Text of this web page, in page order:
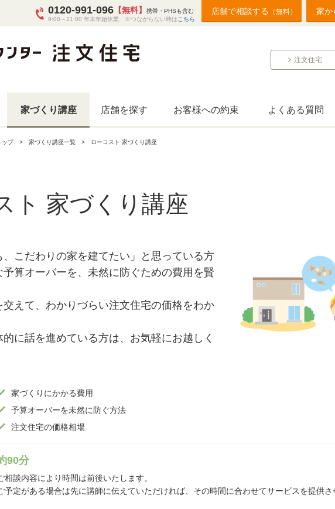
0120-991-096 【無料】
携帯・PHSも含む
9:00～21:00 年末年始休業 ※つながらない時は こちら
店舗で相談する （無料） 家か
注文住宅
家づくり講座 店舗を探す お客様への約束 よくある質問
ップ 家づくり講座一覧 ローコスト 家づくり講座
ト 家づくり講座
こだわりの家を建てたい」と思っている方
算オーバーを、未然に防ぐための費用を賢
えて、わかりづらい注文住宅の価格をわか
に話を進めている方は、お気軽にお越しく
家づくりにかかる費用
予算オーバーを未然に防ぐ方法
注文住宅の価格相場
90分
相談内容により時間は前後いたします。
予定がある場合は先に講師に伝えていただければ、その時間に合わせてサービスを提供さ